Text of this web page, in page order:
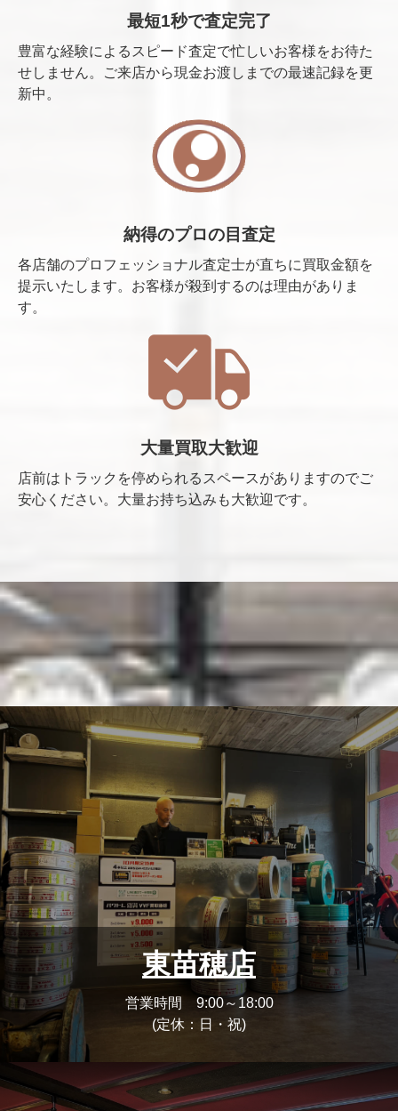
最短1秒で査定完了
豊富な経験によるスピード査定で忙しいお客様をお待た
せしません。ご来店から現金お渡しまでの最速記録を更
新中。
納得のプロの目査定
各店舗のプロフェッショナル査定士が直ちに買取金額を
提示いたします。お客様が殺到するのは理由がありま
す。
大量買取大歓迎
店前はトラックを停められるスペースがありますのでご
安心ください。大量お持ち込みも大歓迎です。
東苗穂店
営業時間 9:00～18:00
(定休：日・祝)